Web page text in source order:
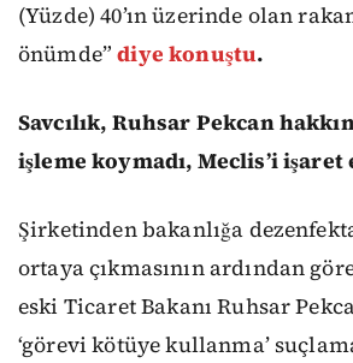
(Yüzde) 40’ın üzerinde olan
önümde”diye konuştu.
Savcılık, Ruhsar Pekcan
işleme koymadı, Meclis’i
Şirketinden bakanlığa
ortaya çıkmasının ardından
eski Ticaret Bakanı Ruhsar
‘görevi kötüye kullanma’